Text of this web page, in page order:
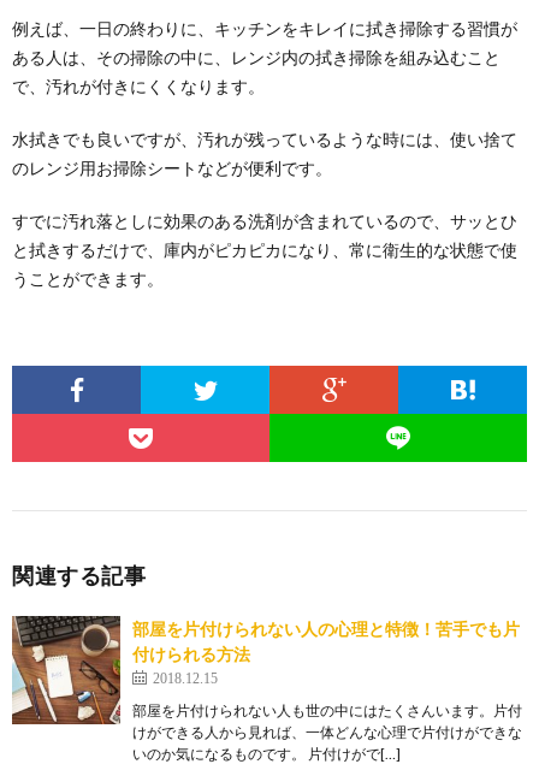
例えば、一日の終わりに、キッチンをキレイに拭き掃除する習慣が
ある人は、その掃除の中に、レンジ内の拭き掃除を組み込むこと
で、汚れが付きにくくなります。
水拭きでも良いですが、汚れが残っているような時には、使い捨て
のレンジ用お掃除シートなどが便利です。
すでに汚れ落としに効果のある洗剤が含まれているので、サッとひ
と拭きするだけで、庫内がピカピカになり、常に衛生的な状態で使
うことができます。
関連する記事
部屋を片付けられない人の心理と特徴！苦手でも片
付けられる方法
2018.12.15
部屋を片付けられない人も世の中にはたくさんいます。片付
けができる人から見れば、一体どんな心理で片付けができな
いのか気になるものです。 片付けがで[…]